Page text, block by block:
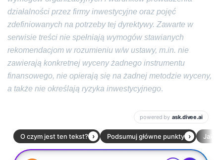
działalności przez firmy inwestycyjne oraz pojęć
zdefiniowanych na potrzeby tej dyrektywy. Zawarte w
serwisie treści nie spełniają wymogów stawianych
rekomendacjom w rozumieniu w/w ustawy, m.in. nie
zawierają konkretnej wyceny żadnego instrumentu
finansowego, nie opierają się na żadnej metodzie wyceny,
a także nie określają ryzyka inwestycyjnego.